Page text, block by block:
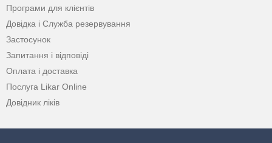
Програми для клієнтів
Довідка і Служба резервування
Застосунок
Запитання і відповіді
Оплата і доставка
Послуга Likar Online
Довідник ліків